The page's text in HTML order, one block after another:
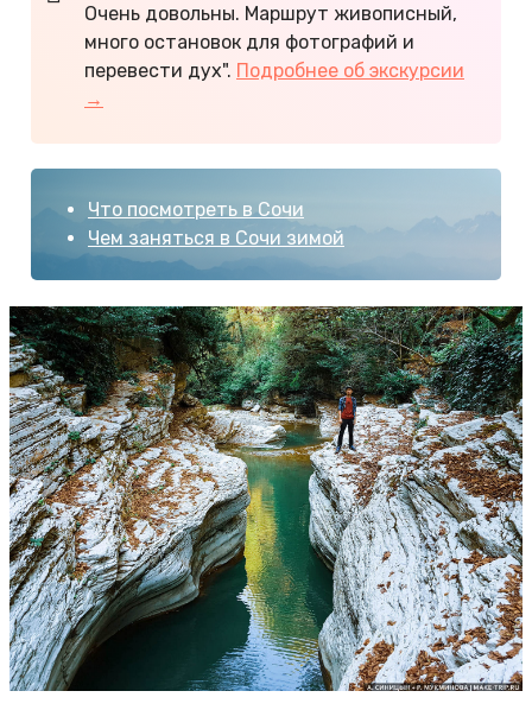
Очень довольны. Маршрут живописный,
много остановок для фотографий и
перевести дух". Подробнее об экскурсии
→
Что посмотреть в Сочи
Чем заняться в Сочи зимой